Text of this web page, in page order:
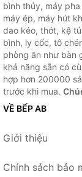
bình thủy, máy
máy ép, máy hút
dao kéo, thớt, kệ
bình, ly cốc, tô
phòng ăn như bàn
khả năng sẵn có
hợp hơn 200000
trước khi mua.
VỀ BẾP AB
Giới thiệu
Chính sách bảo